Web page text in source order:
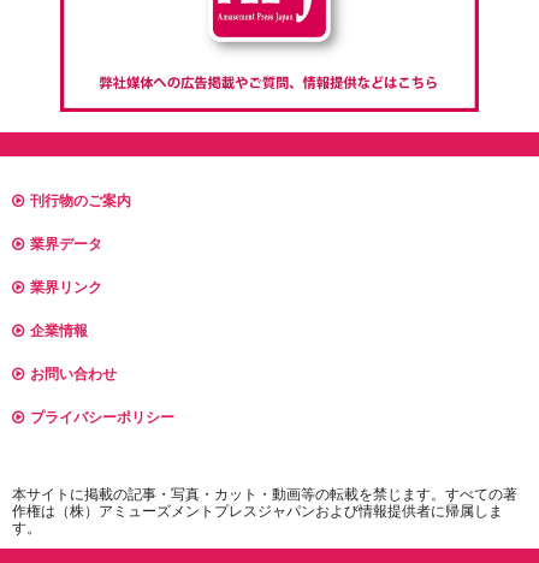
刊行物のご案内
業界データ
業界リンク
企業情報
お問い合わせ
プライバシーポリシー
本サイトに掲載の記事・写真・カット・動画等の転載を禁じます。すべての著
作権は（株）アミューズメントプレスジャパンおよび情報提供者に帰属しま
す。